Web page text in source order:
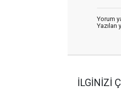
Yorum